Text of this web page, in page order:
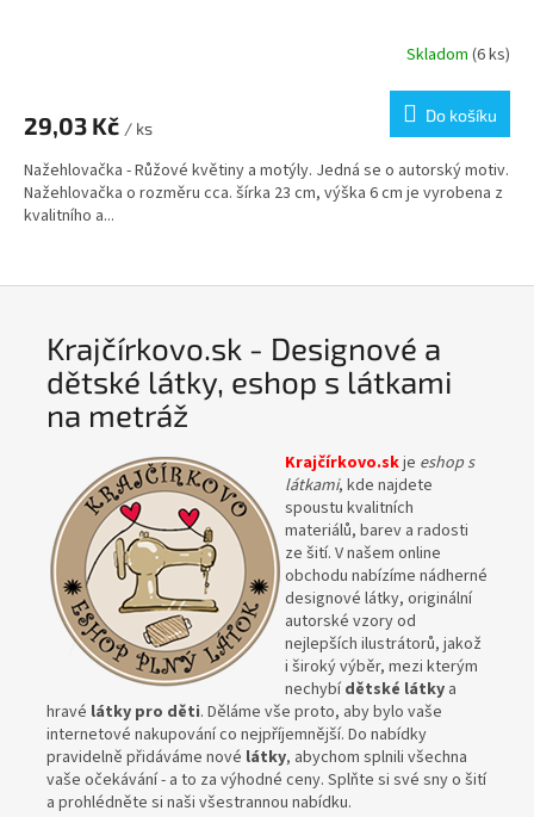
Skladom (6 ks)
29,03 Kč / ks
Do košíku
Nažehlovačka - Růžové květiny a motýly. Jedná se o autorský motiv.
Nažehlovačka o rozměru cca. šírka 23 cm, výška 6 cm je vyrobena z
kvalitního a...
Krajčírkovo.sk - Designové a
dětské látky, eshop s látkami
na metráž
Krajčírkovo.skje eshop s
látkami, kde najdete
spoustu kvalitních
materiálů, barev a radosti
ze šití. V našem online
obchodu nabízíme nádherné
designové látky, originální
autorské vzory od
nejlepších ilustrátorů, jakož
i široký výběr, mezi kterým
nechybídětské látky a
hravé látky pro děti. Děláme vše proto, aby bylo vaše
internetové nakupování co nejpříjemnější. Do nabídky
pravidelně přidáváme nové látky, abychom splnili všechna
vaše očekávání - a to za výhodné ceny. Splňte si své sny o šití
a prohlédněte si naši všestrannou nabídku.